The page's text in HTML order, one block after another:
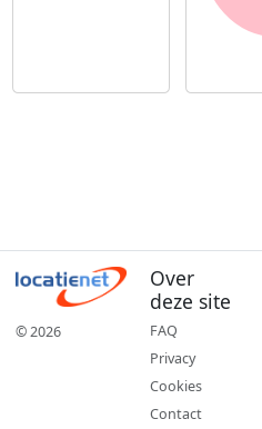
© 2026
Over
deze site
FAQ
Privacy
Cookies
Contact